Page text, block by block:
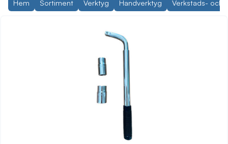
Hem Sortiment Verktyg Handverktyg Verkstads- och